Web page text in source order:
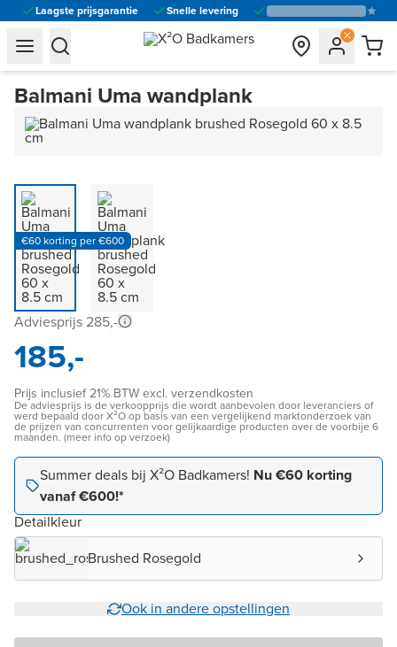
Laagste prijsgarantie Snelle levering
general.navigation.toggle_menu.label
general.navigation.toggle_menu.label
Balmani Uma wandplank
€60 korting per €600
Adviesprijs 285,-
185,-
Prijs inclusief 21% BTW excl. verzendkosten
De adviesprijs is de verkoopprijs die wordt aanbevolen door leveranciers of
werd bepaald door X²O op basis van een vergelijkend marktonderzoek van
de prijzen van concurrenten voor gelijkaardige producten over de voorbije 6
maanden. (meer info op verzoek)
Summer deals bij X²O Badkamers! Nu €60 korting
vanaf €600!*
Detailkleur
Brushed Rosegold
Ook in andere opstellingen